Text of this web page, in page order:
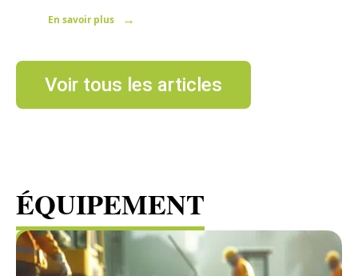
En savoir plus
Voir tous les articles
ÉQUIPEMENT
Voir tous les articles